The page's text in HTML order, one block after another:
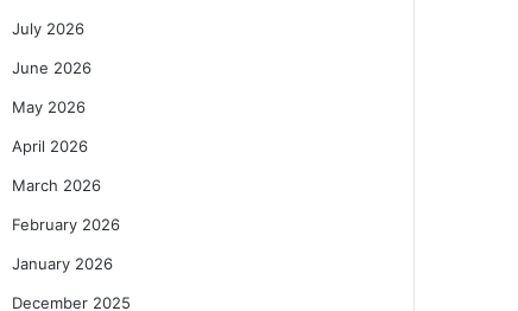
July 2026
June 2026
May 2026
April 2026
March 2026
February 2026
January 2026
December 2025